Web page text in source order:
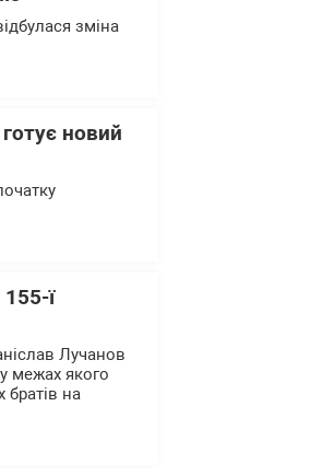
зміна
новий
ї
Лучанов
межах якого
братів на